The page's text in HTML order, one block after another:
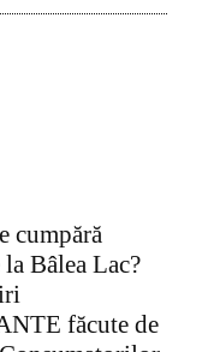
cumpără
Bâlea Lac?
făcute de